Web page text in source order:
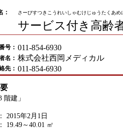
： さーびすつきこうれいしゃむけじゅうたくあ
サービス付き高齢
号： 011-854-6930
名： 株式会社西岡メディカル
先： 011-854-6930
建」
2015年2月1日
19.49～40.01 ㎡